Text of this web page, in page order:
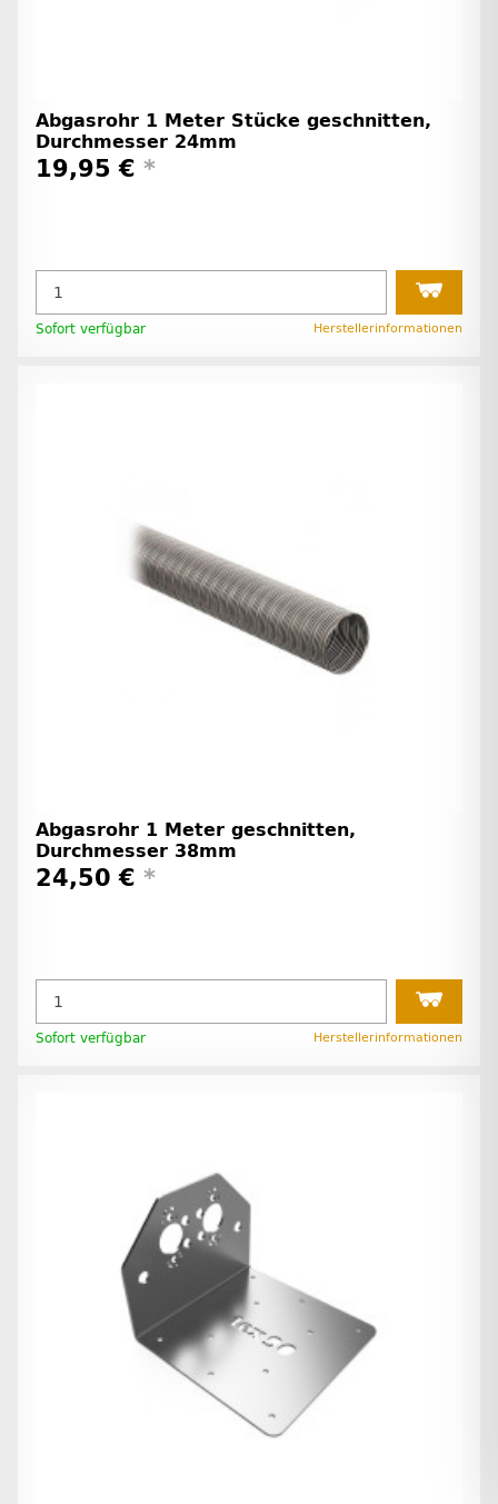
Abgasrohr 1 Meter Stücke geschnitten,
Durchmesser 24mm
19,95 € *
Sofort verfügbar Herstellerinformationen
Abgasrohr 1 Meter geschnitten,
Durchmesser 38mm
24,50 € *
Sofort verfügbar Herstellerinformationen